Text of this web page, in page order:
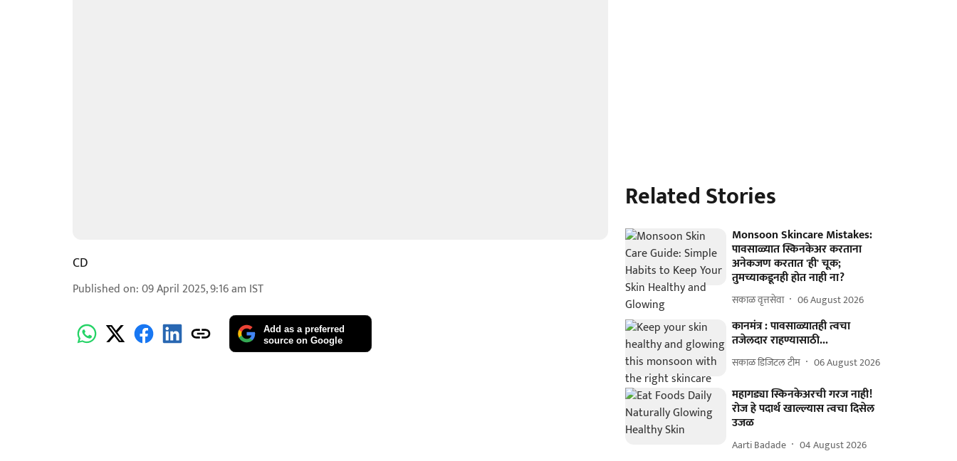
CD
Published on:09 April 2025, 9:16 am IST
Add as a preferred
source on Google
Related Stories
Monsoon Skincare Mistakes:
पावसाळ्यात स्किनकेअर करताना
अनेकजण करतात 'ही' चूक;
तुमच्याकडूनही होत नाही ना?
सकाळ वृत्तसेवा 06 August 2026
कानमंत्र : पावसाळ्यातही त्वचा
तजेलदार राहण्यासाठी...
सकाळ डिजिटल टीम 06 August 2026
महागड्या स्किनकेअरची गरज नाही!
रोज हे पदार्थ खाल्ल्यास त्वचा दिसेल
उजळ
Aarti Badade 04 August 2026